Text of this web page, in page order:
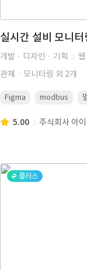
실시간 설비 모니
개발 · 디자인 · 기획
관제ㆍ모니터링 외 2개
Figma modbus
5.00 주식회사 아
플러스